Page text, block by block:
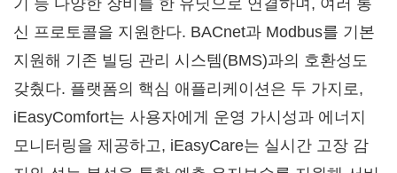
신 프로토콜을 지원한다. BACnet과 Modbus를 기본
지원해 기존 빌딩 관리 시스템(BMS)과의 호환성도
갖췄다. 플랫폼의 핵심 애플리케이션은 두 가지로,
iEasyComfort는 사용자에게 운영 가시성과 에너지
모니터링을 제공하고, iEasyCare는 실시간 고장 감